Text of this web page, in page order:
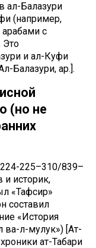
ал-Балазури
(например,
с
Это
и ал-Куфи
Балазури, ар.].
(но не
225–310/839–
и историк,
«Тафсир»
составил
«История
ва-л-мулук») [Ат-
ат-Табари